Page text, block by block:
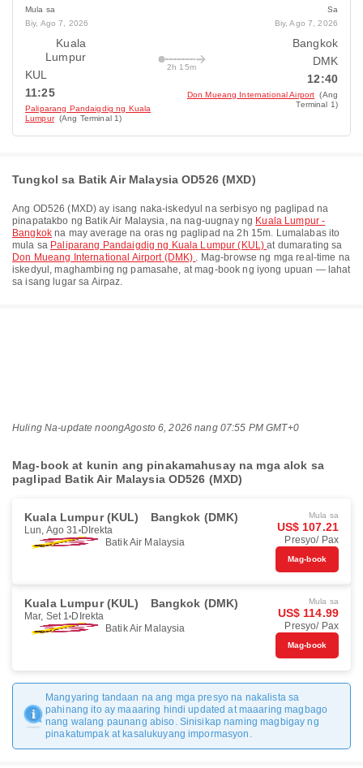
Mula sa
Biy, Ago 7, 2026
Kuala
Lumpur
KUL
11:25
Paliparang Pandaigdig ng Kuala
Lumpur (Ang Terminal 1)
2h 15m
Sa
Biy, Ago 7, 2026
Bangkok
DMK
12:40
Don Mueang International Airport (Ang
Terminal 1)
Tungkol sa Batik Air Malaysia OD526 (MXD)
Ang OD526 ( MXD) ay isang naka-iskedyul na serbisyo ng paglipad na
pinapatakbo ng Batik Air Malaysia, na nag-uugnay ng Kuala Lumpur -
Bangkokna may average na oras ng paglipad na2h 15m. Lumalabas ito
mula sa Paliparang Pandaigdig ng Kuala Lumpur (KUL)at dumarating sa
Don Mueang International Airport (DMK) . Mag-browse ng mga real-time na
iskedyul, maghambing ng pamasahe, at mag-book ng iyong upuan — lahat
sa isang lugar sa Airpaz.
Huling Na-update noongAgosto 6, 2026 nang 07:55 PM GMT+0
Mag-book at kunin ang pinakamahusay na mga alok sa
paglipad Batik Air Malaysia OD526 (MXD)
Kuala Lumpur (KUL) Bangkok (DMK)
Lun, Ago 31 DIrekta
Batik Air Malaysia
Mula sa
US$ 107.21
Presyo/ Pax
Mag-book
Kuala Lumpur (KUL) Bangkok (DMK)
Mar, Set 1 DIrekta
Batik Air Malaysia
Mula sa
US$ 114.99
Presyo/ Pax
Mag-book
Mangyaring tandaan na ang mga presyo na nakalista sa
pahinang ito ay maaaring hindi updated at maaaring magbago
nang walang paunang abiso. Sinisikap naming magbigay ng
pinakatumpak at kasalukuyang impormasyon.